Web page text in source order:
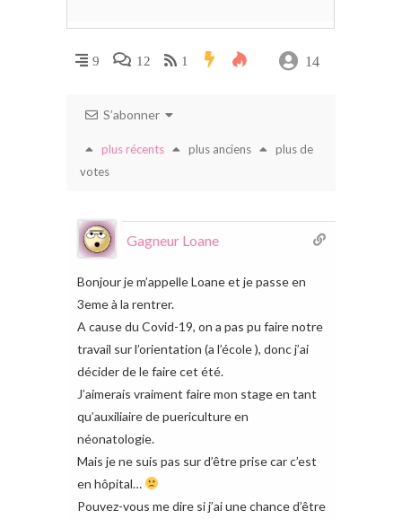
9 12 1 14
S’abonner
plus récents plus anciens
plus de
votes
Gagneur Loane
Bonjour je m’appelle Loane et je passe en
3eme à la rentrer.
A cause du Covid-19, on a pas pu faire notre
travail sur l’orientation (a l’école ), donc j’ai
décider de le faire cet été.
J’aimerais vraiment faire mon stage en tant
qu’auxiliaire de puericulture en
néonatologie.
Mais je ne suis pas sur d’être prise car c’est
en hôpital…
Pouvez-vous me dire si j’ai une chance d’être